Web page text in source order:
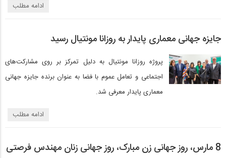
ادامه مطلب
جایزه جهانی معماری پایدار به روزانا مونتیال رسید
پروژه روزانا مونتیال به دلیل تمرکز بر روی مشارکت‌های
اجتماعی و تعامل عموم با فضا به عنوان برنده جایزه جهانی
معماری پایدار معرفی شد.
ادامه مطلب
8 مارس، روز جهانی زن مبارک، روز جهانی زنان مهندس فرصتی